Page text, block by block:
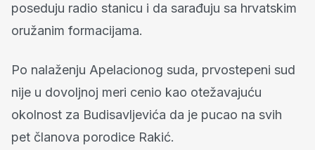
poseduju radio stanicu i da sarađuju sa hrvatskim
oružanim formacijama.
Po nalaženju Apelacionog suda, prvostepeni sud
nije u dovoljnoj meri cenio kao otežavajuću
okolnost za Budisavljevića da je pucao na svih
pet članova porodice Rakić.